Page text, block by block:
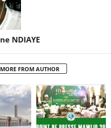
NDIAYE
MORE FROM AUTHOR